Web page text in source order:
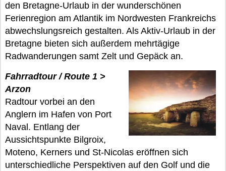
den Bretagne-Urlaub in der wunderschönen
Ferienregion am Atlantik im Nordwesten Frankreichs
abwechslungsreich gestalten. Als Aktiv-Urlaub in der
Bretagne bieten sich außerdem mehrtägige
Radwanderungen samt Zelt und Gepäck an.
Fahrradtour / Route 1 >
Arzon
Radtour vorbei an den
Anglern im Hafen von Port
Naval. Entlang der
Aussichtspunkte Bilgroix,
Moteno, Kerners und St-Nicolas eröffnen sich
unterschiedliche Perspektiven auf den Golf und die